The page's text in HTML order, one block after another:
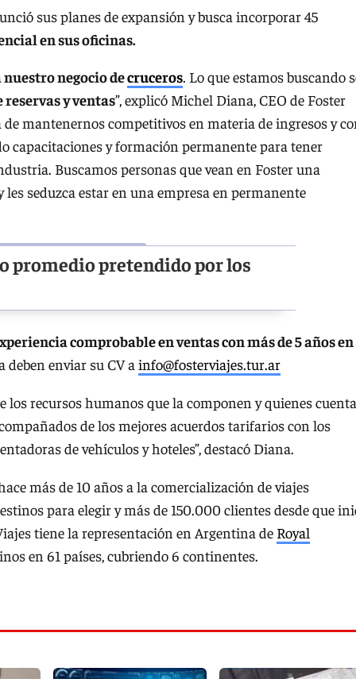
sus planes de expansión y busca incorporar 45
en sus oficinas.
negocio decruceros. Lo que estamos buscando
y ventas”, explicó Michel Diana, CEO de Foster
mantenernos competitivos en materia de ingresos y
capacitaciones y formación permanente para tener
Buscamos personas que vean en Foster una
seduzca estar en una empresa en permanente
promedio pretendido por los
comprobable en ventas con más de 5 años en
deben enviar su CV a info@fosterviajes.tur.ar
los recursos humanos que la componen y quienes
de los mejores acuerdos tarifarios con los
de vehículos y hoteles”, destacó Diana.
más de 10 años a la comercialización de viajes
para elegir y más de 150.000 clientes desde que
tiene la representación en Argentina de Royal
en 61 países, cubriendo 6 continentes.